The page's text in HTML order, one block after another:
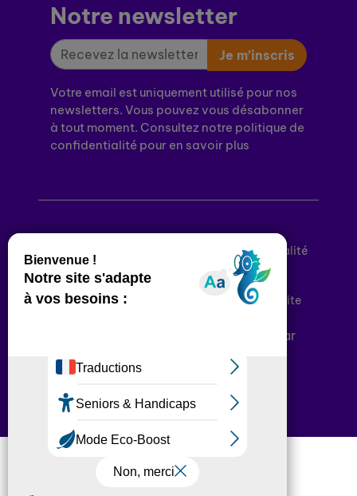
Notre newsletter
Je m’inscris
Votre email est uniquement utilisé pour nos
newsletters. Vous pouvez vous désabonner
à tout moment. Consultez notre politique de
confidentialité pour en savoir plus
Politique de confidentialité
Conditions générales d’utilisation
Déclaration d’accessibilité
Plan du site
Plateforme développée en France par